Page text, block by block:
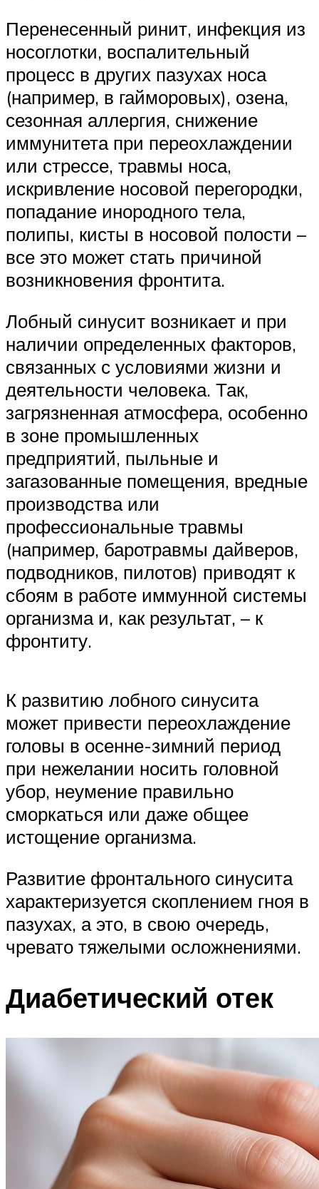
Перенесенный ринит, инфекция из
носоглотки, воспалительный
процесс в других пазухах носа
(например, в гайморовых), озена,
сезонная аллергия, снижение
иммунитета при переохлаждении
или стрессе, травмы носа,
искривление носовой перегородки,
попадание инородного тела,
полипы, кисты в носовой полости –
все это может стать причиной
возникновения фронтита.
Лобный синусит возникает и при
наличии определенных факторов,
связанных с условиями жизни и
деятельности человека. Так,
загрязненная атмосфера, особенно
в зоне промышленных
предприятий, пыльные и
загазованные помещения, вредные
производства или
профессиональные травмы
(например, баротравмы дайверов,
подводников, пилотов) приводят к
сбоям в работе иммунной системы
организма и, как результат, – к
фронтиту.
К развитию лобного синусита
может привести переохлаждение
головы в осенне-зимний период
при нежелании носить головной
убор, неумение правильно
сморкаться или даже общее
истощение организма.
Развитие фронтального синусита
характеризуется скоплением гноя в
пазухах, а это, в свою очередь,
чревато тяжелыми осложнениями.
Диабетический отек